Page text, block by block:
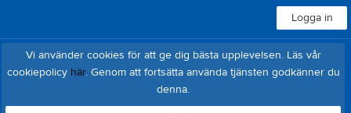
Logga in
Vi använder cookies för att ge dig bästa upplevelsen. Läs vår
cookiepolicy här. Genom att fortsätta använda tjänsten godkänner du
denna.